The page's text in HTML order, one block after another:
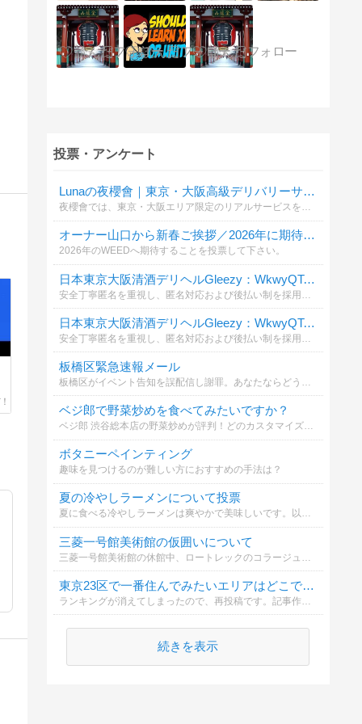
投票・アンケート
Lunaの夜櫻會｜東京・大阪高級デリバリーサービス Telegram：@av6777
夜櫻會では、東京・大阪エリア限定のリアルサービスをご提供しております。 実写写真確認可能・現金払い対応・振込不要・プライバシー厳守。 毎日新しいキャスト情報更新中。 Gleezy：jpv266 | Telegram：@av6777
オーナー山口から新春ご挨拶／2026年に期待すること
2026年のWEEDへ期待することを投票して下さい。
日本東京大阪清酒デリヘルGleezy：WkwyQToZN
日本東京大阪清酒デリヘルGleezy：WkwyQToZN
板橋区緊急速報メール
板橋区がイベント告知を誤配信し謝罪。あなたならどう思う？
ベジ郎で野菜炒めを食べてみたいですか？
ベジ郎 渋谷総本店の野菜炒めが評判！どのカスタマイズが気になりますか？
ボタニーペインティング
趣味を見つけるのが難しい方におすすめの手法は？
夏の冷やしラーメンについて投票
夏に食べる冷やしラーメンは爽やかで美味しいです。以下のどれが一番気になりますか？
三菱一号館美術館の仮囲いについて
東京23区で一番住んでみたいエリアはどこですか？
ランキングが消えてしまったので、再投稿です。記事作成の参考にさせて頂きます。よろしくお願いします。
続きを表示